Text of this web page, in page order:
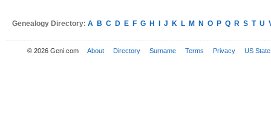
Genealogy Directory: A B C D E F G H J K L M N O P Q R S T U
© 2026 Geni.com About Directory Surname Terms Privacy US